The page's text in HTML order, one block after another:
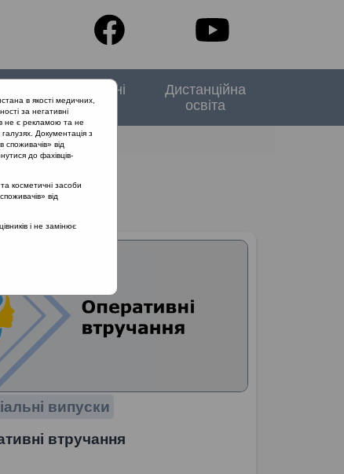
Спеціальні
випуски
Дистанційна
освіта
випуски
втручання
в якості медичних,
за негативні
не є рекламою та не
Документація з
від
до фахівців-
косметичні засоби
від
і не замінює